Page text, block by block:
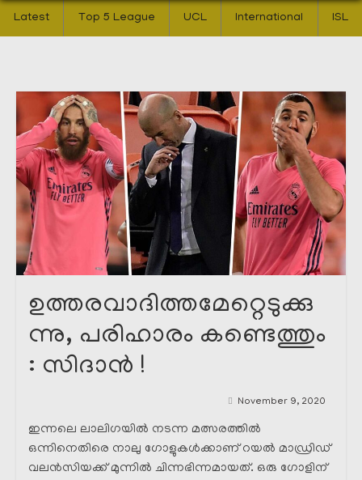
Latest Top 5 League UCL International ISL
ഉത്തരവാദിത്തമേറ്റെടുക്കു
ന്നു, പരിഹാരം കണ്ടെത്തും
: സിദാൻ !
November 9, 2020
ഇന്നലെ ലാലിഗയിൽ നടന്ന മത്സരത്തിൽ
ഒന്നിനെതിരെ നാലു ഗോളുകൾക്കാണ് റയൽ മാഡ്രിഡ്‌
വലൻസിയക്ക്‌ മുന്നിൽ ചിന്നഭിന്നമായത്. ഒരു ഗോളിന്